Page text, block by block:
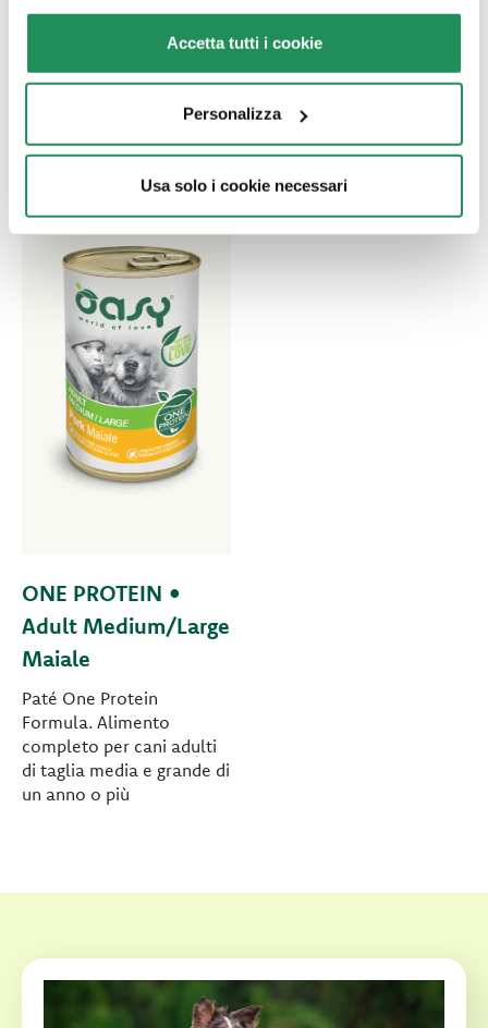
Accetta tutti i cookie
Personalizza
Usa solo i cookie necessari
cani adulti di taglia media
e grande di un anno o più.
cani adulti di taglia
piccola di un anno o più
ONE PROTEIN •
Adult Medium/Large
Maiale
Paté One Protein
Formula. Alimento
completo per cani adulti
di taglia media e grande di
un anno o più